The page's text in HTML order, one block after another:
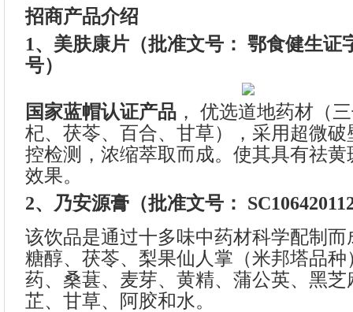
招商产品介绍
1、美肤康片（批准文号： 鄂食健生证
号）
国家蓝帽认证产品， 优选道地药材（
杞、茯苓、百合、甘草），采用超微
控检测，浓缩萃取而成。使其具有祛
效果。
2、乃安源膏（批准文号：
该饮品是通过十多味中药材科学配制
糖醇、茯苓、梨果仙人掌（米邦塔品种
药、桑葚、麦芽、黄精、蒲公英、黑芝
芷、甘草、阿胶和水。